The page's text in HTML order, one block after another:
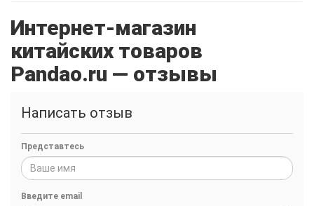
Интернет-магазин
китайских товаров
Pandao.ru — отзывы
Написать отзыв
Представтесь
Введите email